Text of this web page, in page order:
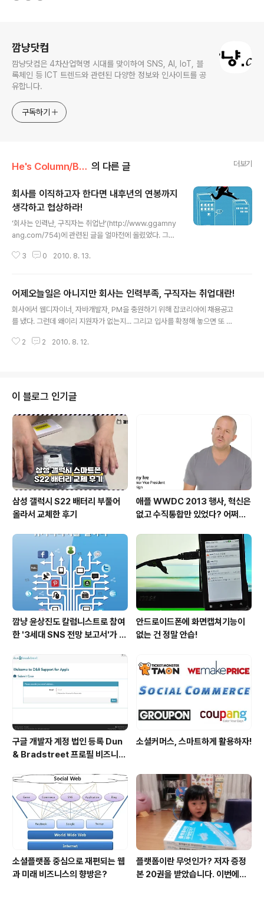
깜냥닷컴
깜냥닷컴은 4차산업혁명 시대를 맞이하여 SNS, AI, IoT, 블
록체인 등 ICT 트렌드와 관련된 다양한 정보와 인사이트를 공
유합니다.
구독하기
He's Column/Business 의 다른 글 더보기
회사를 이직하고자 한다면 내후년의 연봉까지
생각하고 협상하라!
'회사는 인력난, 구직자는 취업난'(http://www.ggamny
ang.com/754)에 관련된 글을 얼마전에 올렸었다. 그런
금은 직원을 뽑아야 하는 입장이지만 일개 직원일 뿐이고,
의 묘인데... 한번 생각해보자! 지금 받는 연봉에서 200만
원 올려서 이직했다고 치자. 그런데 회사에서 연봉협상을
할려면 최소 1년 이상 회사를 다녀야 한다. 대부분의 회사
직을 했다면 내후년 1월이 되어야 연봉협상을 할 수 있다는
3 0 2010. 8. 13.
어제오늘일은 아니지만 회사는 인력부족, 구직자는 취업대란!
회사에서 웹디자이너, 자바개발자, PM을 충원하기 위해 잡코리아에 채용공고
를 냈다. 그런데 왜이리 지원자가 없는지... 그리고 입사를 확정해 놓으면 또 왜
만 이정도일줄은 몰랐다. 크고 좋은 회사만 눈에 들어오는 구직자들때문에 중소
연봉을 원한다. 거리감이 있을 수 밖에 없다. 정말 능력있는 사람이라면 연봉을
올려서라도 붙잡아야겠지만 기존 직원과의 형평성 문제는 항상 걸림돌이다. 어
찌보면 한 회사에 오래 ..
2 2 2010. 8. 12.
이 블로그 인기글
삼성 갤럭시 S22 배터리 부풀어
올라서 교체한 후기
애플 WWDC 2013 행사, 혁신은
없고 수직통합만 있었다? 어쩌면
깜냥 윤상진도 칼럼니스트로 참여
한 '3세대 SNS 전망 보고서'가 발
안드로이드폰에 화면캡쳐기능이
없는 건 정말 안습!
구글 개발자 계정 법인 등록 Dun
& Bradstreet 프로필 비즈니스
소셜커머스, 스마트하게 활용하자!
소셜플랫폼 중심으로 재편되는 웹
과 미래 비즈니스의 향방은?
플랫폼이란 무엇인가? 저자 증정
본 20권을 받았습니다. 이번에도